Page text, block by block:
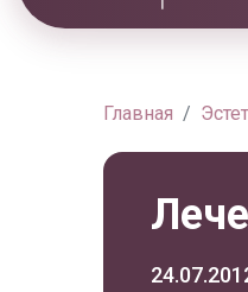
Главная